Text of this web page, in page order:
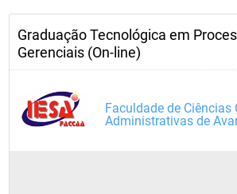
Graduação Tecnológica em
Gerenciais (On-line)
Faculdade de Ciências
Administrativas de